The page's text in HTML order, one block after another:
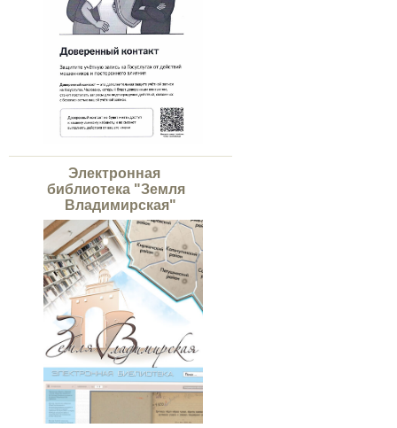
Электронная
библиотека "Земля
Владимирская"